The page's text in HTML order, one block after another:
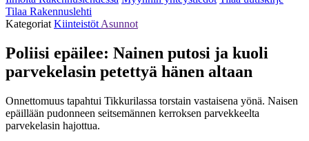
Tilaa Rakennuslehti
Kategoriat Kiinteistöt Asunnot
Poliisi epäilee: Nainen putosi ja kuoli
parvekelasin petettyä hänen altaan
Onnettomuus tapahtui Tikkurilassa torstain vastaisena yönä. Naisen
epäillään pudonneen seitsemännen kerroksen parvekkeelta
parvekelasin hajottua.